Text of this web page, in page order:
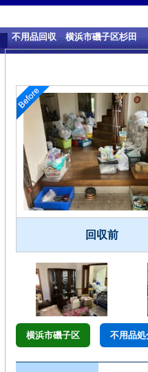
不用品回収 横浜市磯子区杉田
回収前
横浜市磯子区 不用品処